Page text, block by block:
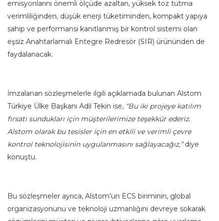
emisyonlarını önemli ölçüde azaltan, yüksek toz tutma
verimliliğinden, düşük enerji tüketiminden, kompakt yapıya
sahip ve performansı kanıtlanmış bir kontrol sistemi olan
eşsiz Anahtarlamalı Entegre Redresör (SIR) ürününden de
faydalanacak.
İmzalanan sözleşmelerle ilgili açıklamada bulunan Alstom
Türkiye Ülke Başkanı Adil Tekin ise, “Bu iki projeye katılım
fırsatı sundukları için müşterilerimize teşekkür ederiz.
Alstom olarak bu tesisler için en etkili ve verimli çevre
kontrol teknolojisinin uygulanmasını sağlayacağız,”diye
konuştu.
Bu sözleşmeler ayrıca, Alstom’un ECS biriminin, global
organizasyonunu ve teknoloji uzmanlığını devreye sokarak